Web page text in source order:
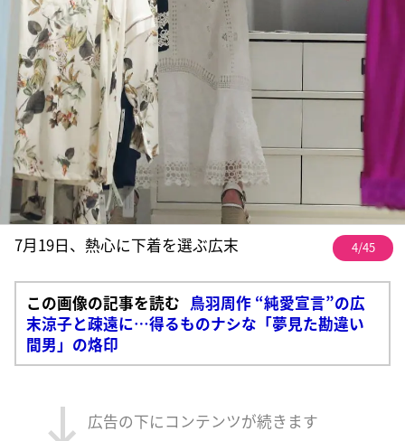
7月19日、熱心に下着を選ぶ広末 4/45
この画像の記事を読む 鳥羽周作 “純愛宣言”の広
末涼子と疎遠に…得るものナシな「夢見た勘違い
間男」の烙印
広告の下にコンテンツが続きます